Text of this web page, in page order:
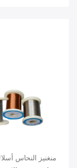
منغنيز النحاس